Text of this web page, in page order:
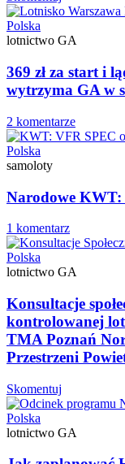
Polska
lotnictwo GA
369 zł za start i
wytrzyma GA w
2 komentarze
Polska
samoloty
Narodowe KWT:
1 komentarz
Polska
lotnictwo GA
Konsultacje
kontrolowanej
TMA Poznań
Przestrzeni
Skomentuj
Polska
lotnictwo GA